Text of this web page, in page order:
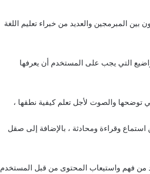
بين المبرمجين والعديد من خبراء تعليم اللغة
التي يجب على المستخدم أن يعرفها
استماع وقراءة ومحادثة ، بالإضافة إلى صقل
من فهم واستيعاب المحتوى من قبل المستخدم